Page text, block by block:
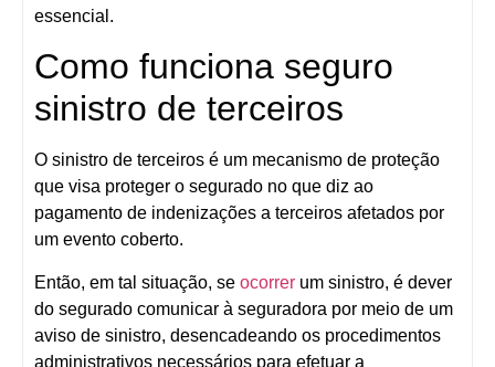
essencial.
Como funciona seguro
sinistro de terceiros
O sinistro de terceiros é um mecanismo de proteção
que visa proteger o segurado no que diz ao
pagamento de indenizações a terceiros afetados por
um evento coberto.
Então, em tal situação, se ocorrer um sinistro, é dever
do segurado comunicar à seguradora por meio de um
aviso de sinistro, desencadeando os procedimentos
administrativos necessários para efetuar a